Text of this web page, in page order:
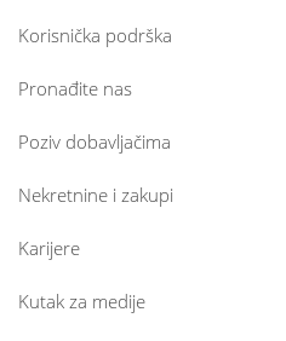
Korisnička podrška
Pronađite nas
Poziv dobavljačima
Nekretnine i zakupi
Karijere
Kutak za medije